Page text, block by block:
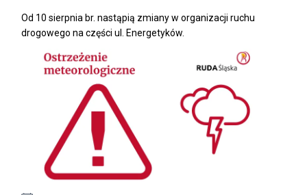
Od 10 sierpnia br. nastąpią zmiany w organizacji ruchu
drogowego na części ul. Energetyków.